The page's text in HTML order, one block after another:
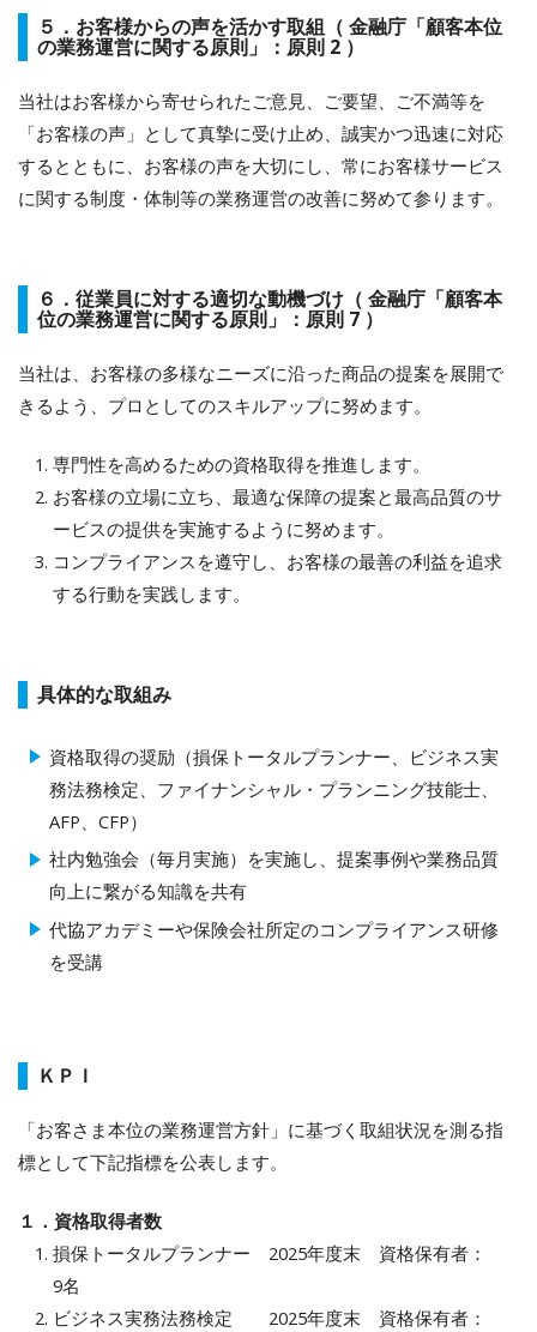
５．お客様からの声を活かす取組（ 金融庁「顧客本位
の業務運営に関する原則」：原則 2 ）
当社はお客様から寄せられたご意見、ご要望、ご不満等を
「お客様の声」として真摯に受け止め、誠実かつ迅速に対応
するとともに、お客様の声を大切にし、常にお客様サービス
に関する制度・体制等の業務運営の改善に努めて参ります。
６．従業員に対する適切な動機づけ（ 金融庁「顧客本
位の業務運営に関する原則」：原則 7 ）
当社は、お客様の多様なニーズに沿った商品の提案を展開で
きるよう、プロとしてのスキルアップに努めます。
専門性を高めるための資格取得を推進します。
お客様の立場に立ち、最適な保障の提案と最高品質のサ
ービスの提供を実施するように努めます。
コンプライアンスを遵守し、お客様の最善の利益を追求
する行動を実践します。
具体的な取組み
資格取得の奨励（損保トータルプランナー、ビジネス実
務法務検定、ファイナンシャル・プランニング技能士、
AFP、CFP）
社内勉強会（毎月実施）を実施し、提案事例や業務品質
向上に繋がる知識を共有
代協アカデミーや保険会社所定のコンプライアンス研修
を受講
ＫＰＩ
「お客さま本位の業務運営方針」に基づく取組状況を測る指
標として下記指標を公表します。
１．資格取得者数
損保トータルプランナー 2025年度末 資格保有者：
9名
ビジネス実務法務検定 2025年度末 資格保有者：